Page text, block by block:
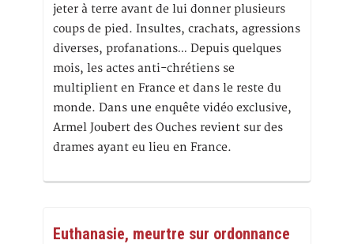
jeter à terre avant de lui donner plusieurs
coups de pied. Insultes, crachats, agressions
diverses, profanations… Depuis quelques
mois, les actes anti-chrétiens se
multiplient en France et dans le reste du
monde. Dans une enquête vidéo exclusive,
Armel Joubert des Ouches revient sur des
drames ayant eu lieu en France.
Euthanasie, meurtre sur ordonnance